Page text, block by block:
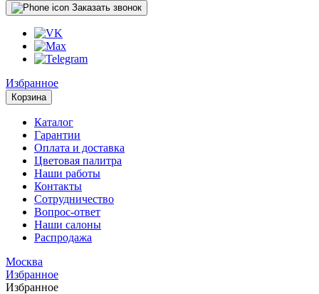
Заказать звонок
Избранное
Корзина
Каталог
Гарантии
Оплата и доставка
Цветовая палитра
Наши работы
Контакты
Сотрудничество
Вопрос-ответ
Наши салоны
Распродажа
Москва
Избранное
Избранное